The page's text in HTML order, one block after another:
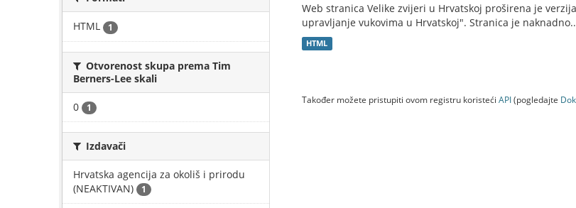
HTML 1
Otvorenost skupa prema Tim
Berners-Lee skali
0 1
Izdavači
Hrvatska agencija za okoliš i prirodu
(NEAKTIVAN)
1
Web stranica Velike zvijeri u Hrvatskoj proširena je
upravljanje vukovima u Hrvatskoj". Stranica je
HTML
Također možete pristupiti ovom registru koristeći API(pogledajte